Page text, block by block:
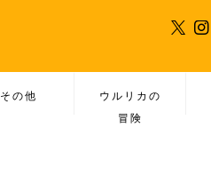
その他
ウルリカの
冒険